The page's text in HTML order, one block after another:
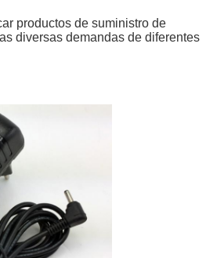
productos de suministro de
diversas demandas de diferentes